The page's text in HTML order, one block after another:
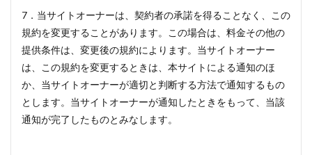
7．当サイトオーナーは、契約者の承諾を得ることなく、この
規約を変更することがあります。この場合は、料金その他の
提供条件は、変更後の規約によります。当サイトオーナー
は、この規約を変更するときは、本サイトによる通知のほ
か、当サイトオーナーが適切と判断する方法で通知するもの
とします。当サイトオーナーが通知したときをもって、当該
通知が完了したものとみなします。